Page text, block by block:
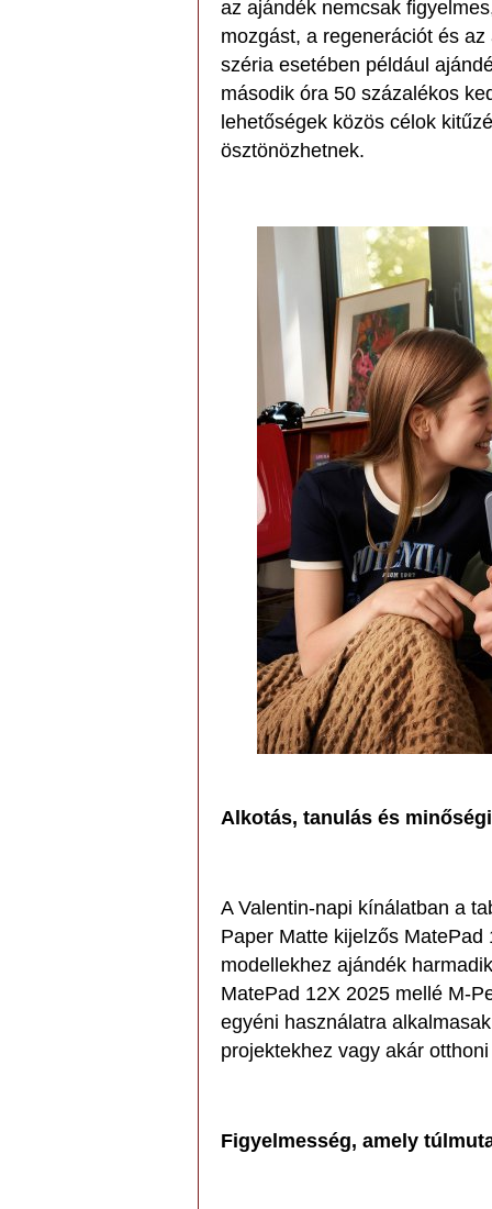
az ajándék nemcsak
mozgást, a regenerációt és
széria esetében például
második óra 50 százalékos
lehetőségek közös célok
ösztönözhetnek.
Alkotás, tanulás és
A Valentin-napi kínálatban a
Paper Matte kijelzős
modellekhez ajándék
MatePad 12X 2025 mellé M-
egyéni használatra
projektekhez vagy akár
Figyelmesség, amely